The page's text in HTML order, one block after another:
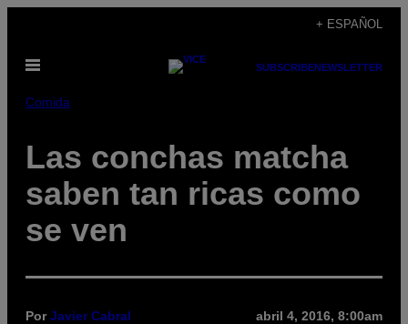
contenido
+ ESPAÑOL
Abrir
SUBSCRIBENEWSLETTER
Comida
Las conchas matcha
saben tan ricas como
se ven
PorJavier Cabral abril 4, 2016, 8:00am